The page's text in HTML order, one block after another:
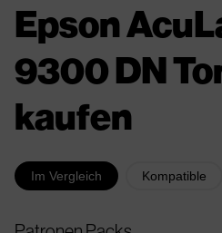
Epson
9300 DN
kaufen
Im Vergleich Kompatible